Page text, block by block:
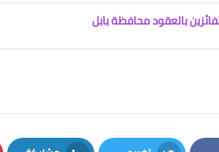
بالعقود محافظة بابل